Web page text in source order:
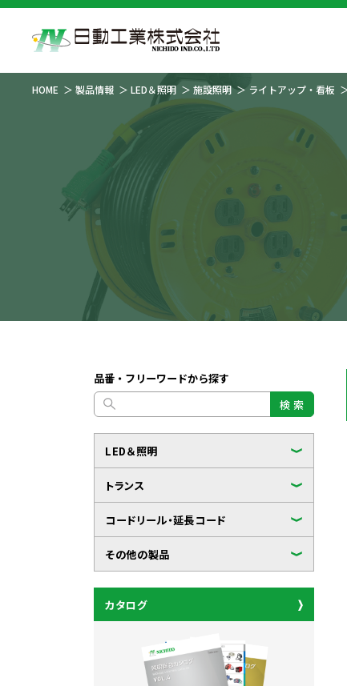
HOME 製品情報 LED＆照明 施設照明 ライトアップ・看板
品番・フリーワードから探す
検 索
LED＆照明
トランス
コードリール・延長コード
その他の製品
カタログ